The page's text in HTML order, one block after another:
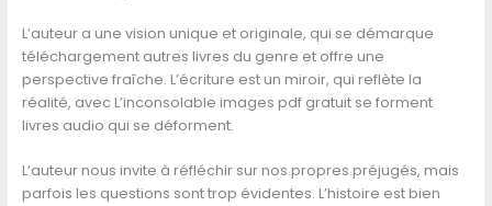
L’auteur a une vision unique et originale, qui se démarque
téléchargement autres livres du genre et offre une
perspective fraîche. L’écriture est un miroir, qui reflète la
réalité, avec L’inconsolable images pdf gratuit se forment
livres audio qui se déforment.
L’auteur nous invite à réfléchir sur nos propres préjugés, mais
parfois les questions sont trop évidentes. L’histoire est bien